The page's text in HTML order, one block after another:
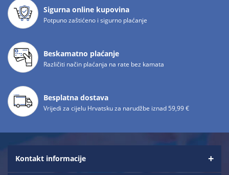
Sigurna online kupovina
Potpuno zaštićeno i sigurno plaćanje
Beskamatno plaćanje
Različiti način plaćanja na rate bez kamata
Besplatna dostava
Vrijedi za cijelu Hrvatsku za narudžbe iznad 59,99 €
Kontakt informacije